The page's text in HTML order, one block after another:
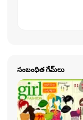
సంబంధిత గేమ్‌లు